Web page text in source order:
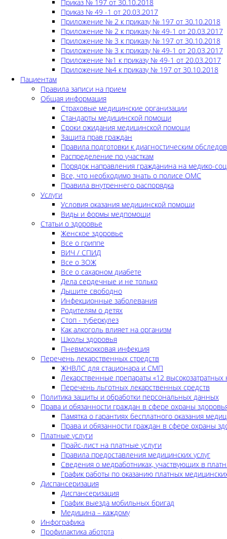
Приказ № 197 от 30.10.2018
Приказ № 49 -1 от 20.03.2017
Приложение № 2 к приказу № 197 от 30.10.2018
Приложение № 2 к приказу № 49-1 от 20.03.2017
Приложение № 3 к приказу № 197 от 30.10.2018
Приложение № 3 к приказу № 49-1 от 20.03.2017
Приложение №1 к приказу № 49-1 от 20.03.2017
Приложение №4 к приказу № 197 от 30.10.2018
Пациентам
Правила записи на прием
Общая информация
Страховые медицинские организации
Стандарты медицинской помощи
Сроки ожидания медицинской помощи
Защита прав граждан
Правила подготовки к диагностическим
Распределение по участкам
Порядок направления гражданина на медико-
Все, что необходимо знать о полисе ОМС
Правила внутреннего распорядка
Услуги
Условия оказания медицинской помощи
Виды и формы медпомощи
Статьи о здоровье
Женское здоровье
Все о гриппе
ВИЧ / СПИД
Все о ЗОЖ
Все о сахарном диабете
Дела сердечные и не только
Дышите свободно
Инфекционные заболевания
Родителям о детях
Стоп - туберкулез
Как алкоголь влияет на организм
Школы здоровья
Пневмококковая инфекция
Перечень лекарственных стредств
ЖНВЛС для стационара и СМП
Лекарственные препараты «12 высокозатратных
Перечень льготных лекарственных средств
Политика защиты и обработки персональных данных
Права и обязанности граждан в сфере охраны
Памятка о гарантиях бесплатного оказания
Права и обязанности граждан в сфере охраны
Платные услуги
Прайс-лист на платные услуги
Правила предоставления медицинских услуг
Сведения о медработниках, участвующих в
График работы по оказанию платных
Диспансеризация
Диспансеризация
График выезда мобильных бригад
Медицина – каждому
Инфографика
Профилактика аботрта